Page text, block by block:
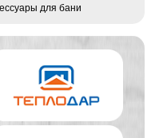
для бани